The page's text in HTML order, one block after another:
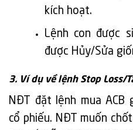
kích hoạt.
Lệnh con được
được Hủy/Sửa
3. Ví dụ về lệnh Stop Loss/
NĐT đặt lệnh mua
cổ phiếu. NĐT muốn